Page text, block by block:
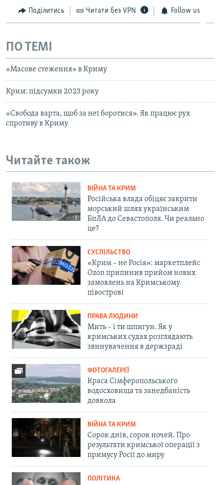
Поділитись Читати без VPN Follow us
ПО ТЕМІ
«Масове стеження» в Криму
Крим: підсумки 2023 року
«Свобода варта, щоб за неї боротися». Як працює рух
спротиву в Криму
Читайте також
ВІЙНА ТА КРИМ
Російська влада обіцяє закрити
морський шлях українським
БпЛА до Севастополя. Чи реально
це?
СУСПІЛЬСТВО
«Крим – не Росія»: маркетплейс
Ozon припинив прийом нових
замовлень на Кримському
півострові
ПРАВА ЛЮДИНИ
Мить – і ти шпигун. Як у
кримських судах розглядають
звинувачення в держзраді
ФОТОГАЛЕРЕЇ
Краса Сімферопольського
водосховища та занедбаність
довкола
ВІЙНА ТА КРИМ
Сорок днів, сорок ночей. Про
результати кримської операції з
примусу Росії до миру
ПОЛІТИКА